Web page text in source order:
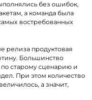
без ошибок,
а команда была
востребованных
релиза продуктовая
Большинство
старому сценарию и
При этом количество
а значит,